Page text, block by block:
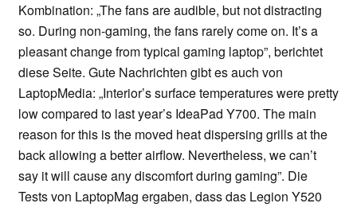
Kombination: „The fans are audible, but not distracting
so. During non-gaming, the fans rarely come on. It’s a
pleasant change from typical gaming laptop”, berichtet
diese Seite. Gute Nachrichten gibt es auch von
LaptopMedia: „Interior’s surface temperatures were pretty
low compared to last year’s IdeaPad Y700. The main
reason for this is the moved heat dispersing grills at the
back allowing a better airflow. Nevertheless, we can’t
say it will cause any discomfort during gaming”. Die
Tests von LaptopMag ergaben, dass das Legion Y520